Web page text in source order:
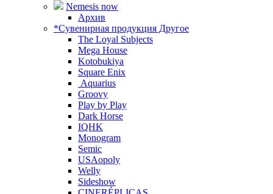
Nemesis now
Архив
*Сувенирная продукция Другое
The Loyal Subjects
Mega House
Kotobukiya
Square Enix
Aquarius
Groovy
Play by Play
Dark Horse
IQHK
Monogram
Semic
USAopoly
Welly
Sideshow